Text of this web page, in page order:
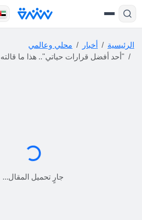
الرئيسية أخبار
محلي وعالمي
"أحد أفضل قرارات حياتي".. هذا ما قالته أم عزباء انتقلت من أمريكا إلى ألمانيا
جارٍ التحميل...
جارٍ تحميل المقال...